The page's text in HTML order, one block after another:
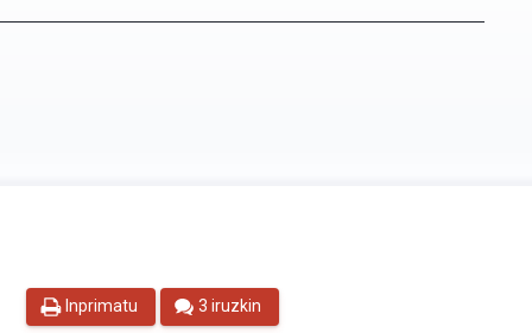
Inprimatu 3 iruzkin